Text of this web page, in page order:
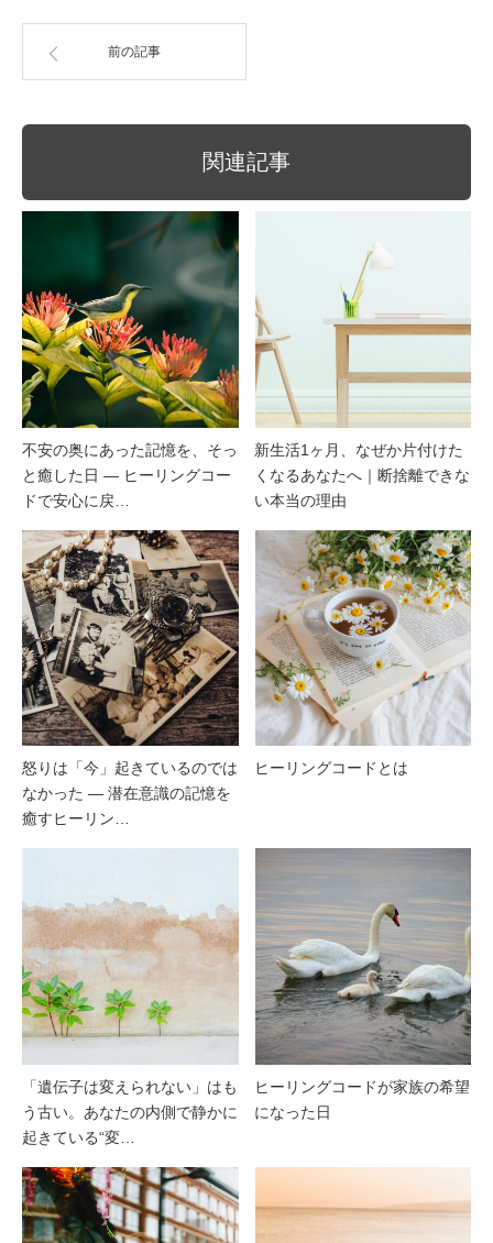
前の記事
関連記事
不安の奥にあった記憶を、そっ
と癒した日 ― ヒーリングコー
ドで安心に戻…
新生活1ヶ月、なぜか片付けた
くなるあなたへ｜断捨離できな
い本当の理由
怒りは「今」起きているのでは
なかった ― 潜在意識の記憶を
癒すヒーリン…
ヒーリングコードとは
「遺伝子は変えられない」はも
う古い。あなたの内側で静かに
起きている“変…
ヒーリングコードが家族の希望
になった日